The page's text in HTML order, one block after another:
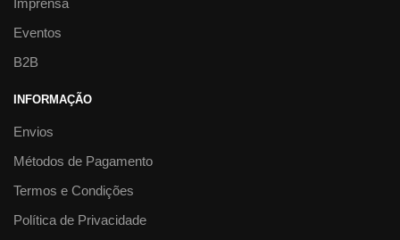
Eventos
B2B
INFORMAÇÃO
Envios
Métodos de Pagamento
Termos e Condições
Política de Privacidade